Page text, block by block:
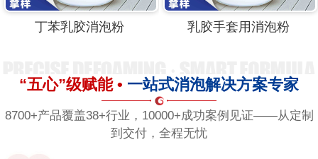
丁苯乳胶消泡粉 乳胶手套用消泡粉
“五心”级赋能 • 一站式消泡解决方案专家
8700+产品覆盖38+行业，10000+成功案例见证——从定制
到交付，全程无忧